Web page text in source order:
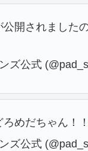
開されました
公式
ろめだちゃん！
公式